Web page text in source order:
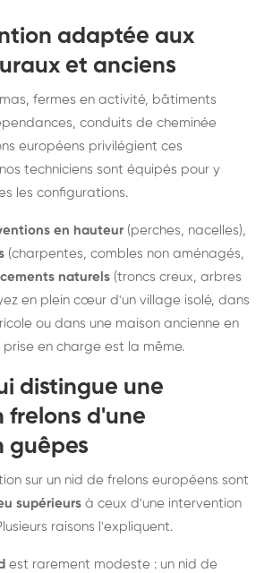
adaptée aux
et anciens
fermes en activité, bâtiments
conduits de cheminée
européens privilégient ces
techniciens sont équipés pour y
les configurations.
en hauteur (perches, nacelles),
(charpentes, combles non aménagés,
naturels (troncs creux, arbres
en plein cœur d'un village isolé, dans
ou dans une maison ancienne en
en charge est la même.
distingue une
frelons d'une
guêpes
sur un nid de frelons européens sont
supérieurs à ceux d'une intervention
raisons l'expliquent.
est rarement modeste : un nid de